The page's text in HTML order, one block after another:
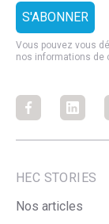
Vous pouvez vous
nos informations de
Facebook
HEC STORIES
Nos articles